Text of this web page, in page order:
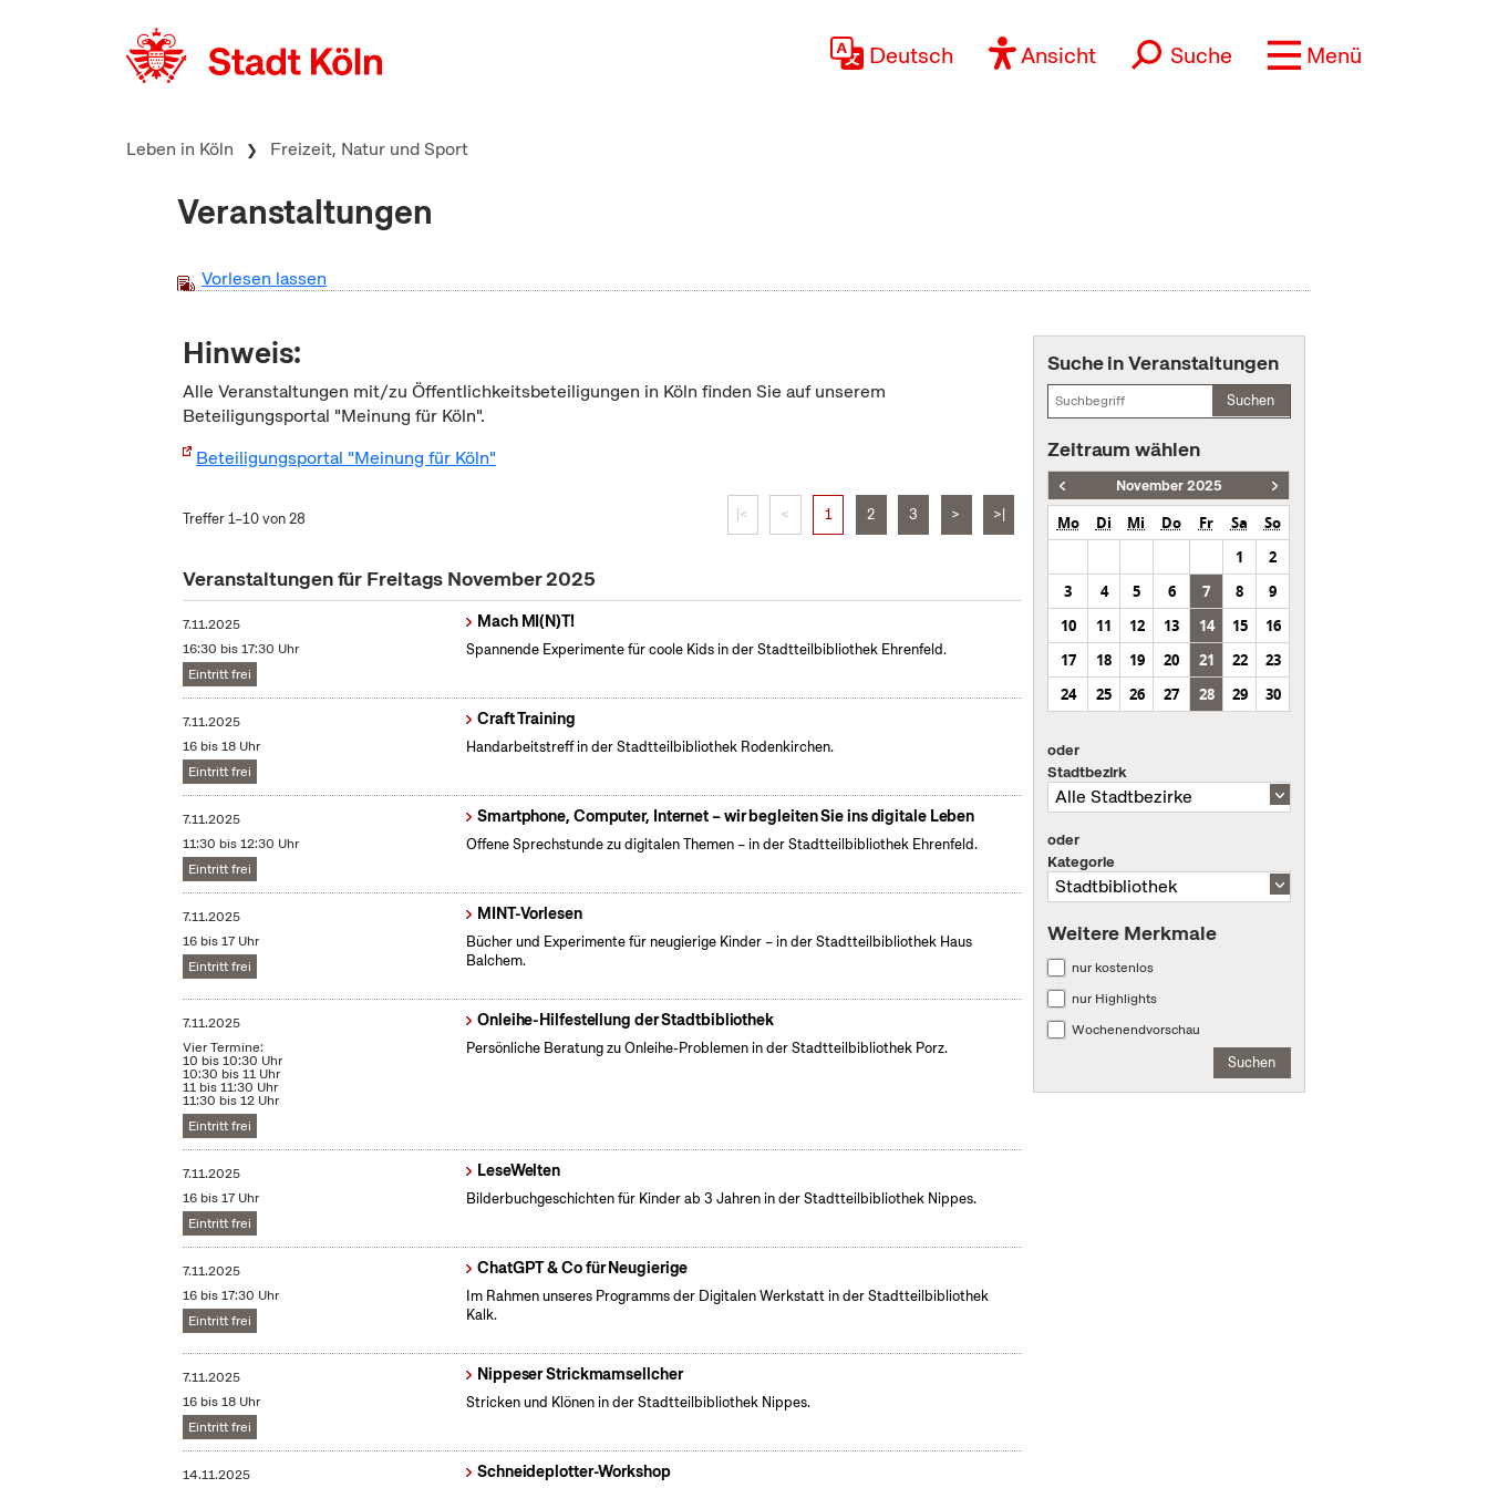
Deutsch Ansicht Suche Menü
Leben in Köln Freizeit, Natur und Sport
Veranstaltungen
Vorlesen lassen
Hinweis:
Alle Veranstaltungen mit/zu Öffentlichkeitsbeteiligungen in Köln finden Sie auf unserem
Beteiligungsportal "Meinung für Köln".
Beteiligungsportal "Meinung für Köln"
Treffer 1–10 von 28 |< < 1 2 3 > >|
Veranstaltungen für Freitags November 2025
7.11.2025
16:30 bis 17:30 Uhr
Eintritt frei
Mach MI(N)T!
Spannende Experimente für coole Kids in der Stadtteilbibliothek Ehrenfeld.
7.11.2025
16 bis 18 Uhr
Eintritt frei
Craft Training
Handarbeitstreff in der Stadtteilbibliothek Rodenkirchen.
7.11.2025
11:30 bis 12:30 Uhr
Eintritt frei
Smartphone, Computer, Internet – wir begleiten Sie ins digitale Leben
Offene Sprechstunde zu digitalen Themen – in der Stadtteilbibliothek Ehrenfeld.
7.11.2025
16 bis 17 Uhr
Eintritt frei
MINT-Vorlesen
Bücher und Experimente für neugierige Kinder – in der Stadtteilbibliothek Haus
Balchem.
7.11.2025
Vier Termine:
10 bis 10:30 Uhr
10:30 bis 11 Uhr
11 bis 11:30 Uhr
11:30 bis 12 Uhr
Eintritt frei
Onleihe-Hilfestellung der Stadtbibliothek
Persönliche Beratung zu Onleihe-Problemen in der Stadtteilbibliothek Porz.
7.11.2025
16 bis 17 Uhr
Eintritt frei
LeseWelten
Bilderbuchgeschichten für Kinder ab 3 Jahren in der Stadtteilbibliothek Nippes.
7.11.2025
16 bis 17:30 Uhr
Eintritt frei
ChatGPT & Co für Neugierige
Im Rahmen unseres Programms der Digitalen Werkstatt in der Stadtteilbibliothek
Kalk.
7.11.2025
16 bis 18 Uhr
Eintritt frei
Nippeser Strickmamsellcher
Stricken und Klönen in der Stadtteilbibliothek Nippes.
14.11.2025 Schneideplotter-Workshop
Suche in Veranstaltungen
Suchen
Zeitraum wählen
November 2025
Mo Di Mi Do Fr Sa
So
1
2
3
4 5 6 7 8
9
10
11 12 13 14 15
16
17
18 19 20 21 22
23
24
25 26 27 28 29 30
oder
Stadtbezirk
oder
Kategorie
Weitere Merkmale
nur kostenlos
nur Highlights
Wochenendvorschau
Suchen